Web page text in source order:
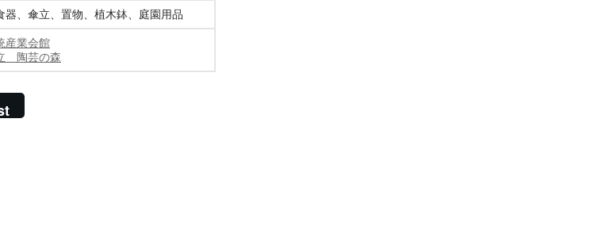
器、傘立、置物、植木鉢、庭園用品
産業会館
陶芸の森